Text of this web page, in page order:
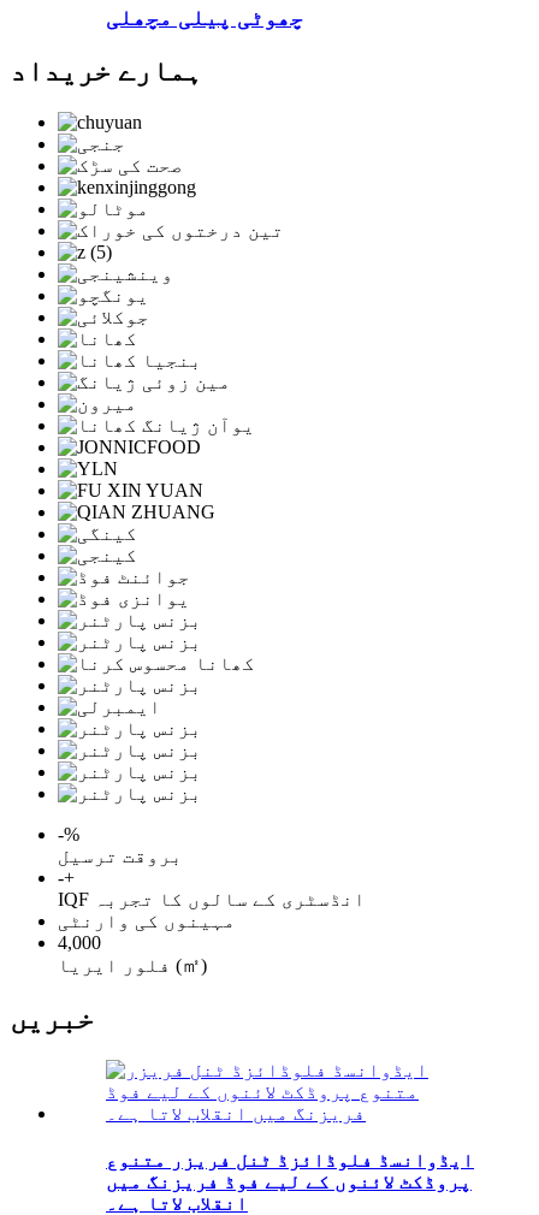
چھوٹی پیلی مچھلی
ہمارے خریداد
-%
بروقت ترسیل
-+
IQF انڈسٹری کے سالوں کا تجربہ
مہینوں کی وارنٹی
4,000
فلور ایریا (㎡)
خبریں
ایڈوانسڈ فلوڈائزڈ ٹنل فریزر متنوع
پروڈکٹ لائنوں کے لیے فوڈ فریزنگ میں
انقلاب لاتا ہے۔